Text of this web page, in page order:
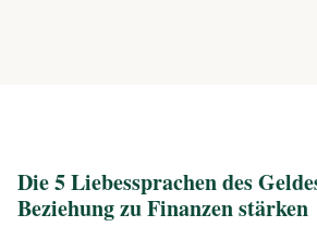
Die 5 Liebessprachen des
Beziehung zu Finanzen stärken